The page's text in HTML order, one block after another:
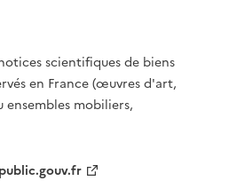
scientifiques de biens
en France (œuvres d'art,
ensembles mobiliers,